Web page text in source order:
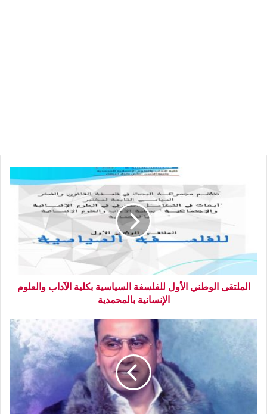
الملتقى الوطني الأول للفلسفة السياسية بكلية الآداب والعلوم
الإنسانية بالمحمدية